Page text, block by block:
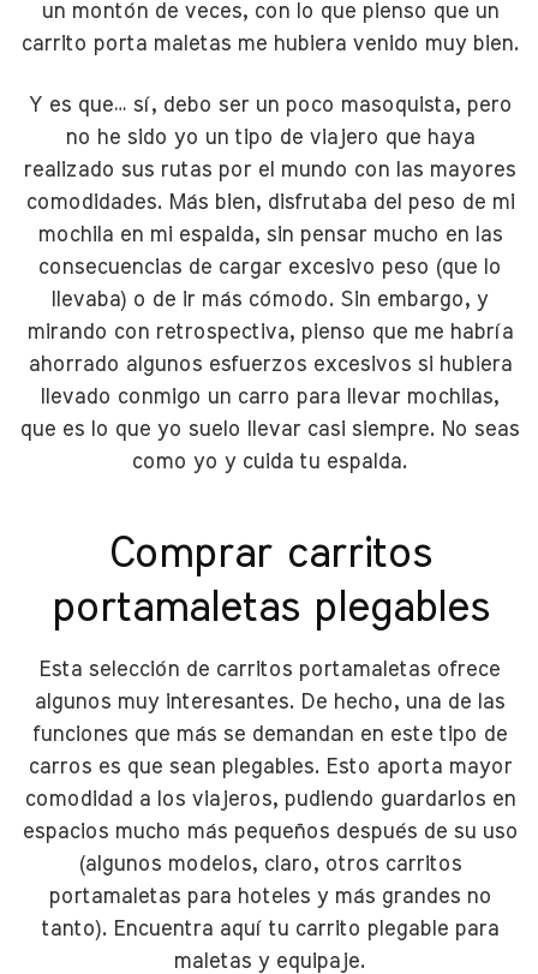
un montón de veces, con lo que pienso que un
carrito porta maletas me hubiera venido muy bien.
Y es que… sí, debo ser un poco masoquista, pero
no he sido yo un tipo de viajero que haya
realizado sus rutas por el mundo con las mayores
comodidades. Más bien, disfrutaba del peso de mi
mochila en mi espalda, sin pensar mucho en las
consecuencias de cargar excesivo peso (que lo
llevaba) o de ir más cómodo. Sin embargo, y
mirando con retrospectiva, pienso que me habría
ahorrado algunos esfuerzos excesivos si hubiera
llevado conmigo un carro para llevar mochilas,
que es lo que yo suelo llevar casi siempre. No seas
como yo y cuida tu espalda.
Comprar carritos
portamaletas plegables
Esta selección de carritos portamaletas ofrece
algunos muy interesantes. De hecho, una de las
funciones que más se demandan en este tipo de
carros es que sean plegables. Esto aporta mayor
comodidad a los viajeros, pudiendo guardarlos en
espacios mucho más pequeños después de su uso
(algunos modelos, claro, otros carritos
portamaletas para hoteles y más grandes no
tanto). Encuentra aquí tu carrito plegable para
maletas y equipaje.